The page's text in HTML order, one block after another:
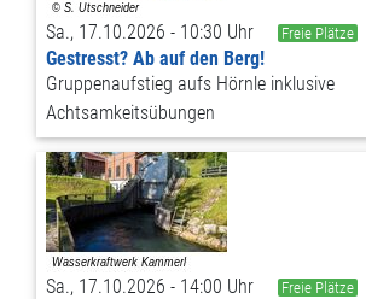
Sa., 17.10.2026 - 10:30 Uhr Freie Plätze
Gestresst? Ab auf den Berg!
Gruppenaufstieg aufs Hörnle inklusive
Achtsamkeitsübungen
Sa., 17.10.2026 - 14:00 Uhr Freie Plätze